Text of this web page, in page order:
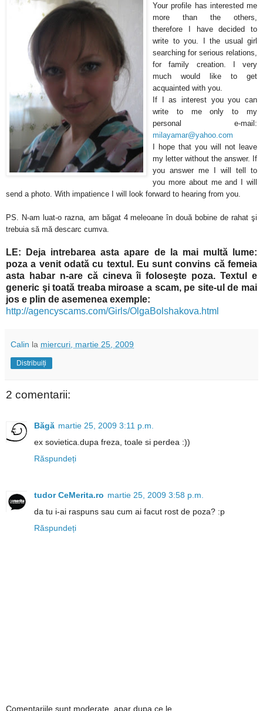
Your profile has interested me
more than the others,
therefore I have decided to
write to you. I the usual girl
searching for serious relations,
for family creation. I very
much would like to get
acquainted with you.
If I as interest you you can
write to me only to my
personal e-mail:
milayamar@yahoo.com
I hope that you will not leave
my letter without the answer. If
you answer me I will tell to
you more about me and I will
send a photo. With impatience I will look forward to hearing from you.
PS. N-am luat-o razna, am băgat 4 meleoane în două bobine de rahat şi
trebuia să mă descarc cumva.
LE: Deja intrebarea asta apare de la mai multă lume:
poza a venit odată cu textul. Eu sunt convins că femeia
asta habar n-are că cineva îi foloseşte poza. Textul e
generic şi toată treaba miroase a scam, pe site-ul de mai
jos e plin de asemenea exemple:
http://agencyscams.com/Girls/OlgaBolshakova.html
Calin la miercuri, martie 25, 2009
Distribuiți
2 comentarii:
Băgă martie 25, 2009 3:11 p.m.
ex sovietica.dupa freza, toale si perdea :))
Răspundeți
tudor CeMerita.ro martie 25, 2009 3:58 p.m.
da tu i-ai raspuns sau cum ai facut rost de poza? :p
Răspundeți
Comentariile sunt moderate, apar dupa ce le